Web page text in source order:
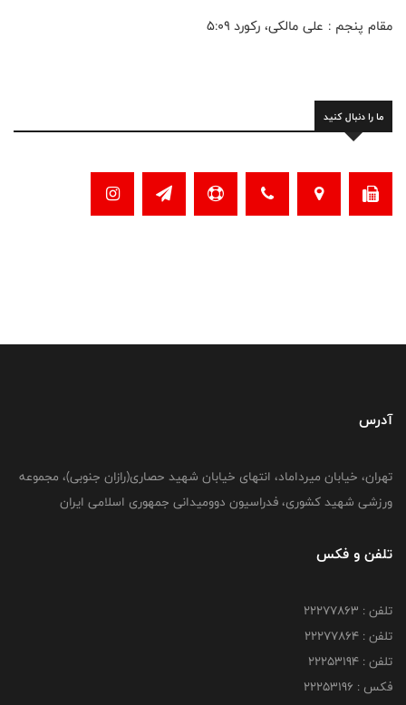
مقام پنجم : علی مالکی، رکورد ۵:۰۹
ما را دنبال کنید
آدرس
تهران، خیابان میرداماد، انتهای خیابان شهید حصاری(رازان جنوبی)، مجموعه
ورزشی شهید کشوری، فدراسیون دوومیدانی جمهوری اسلامی ایران
تلفن و فکس
تلفن : 22277863
تلفن : 22277864
تلفن : 22253194
فکس : 22253196